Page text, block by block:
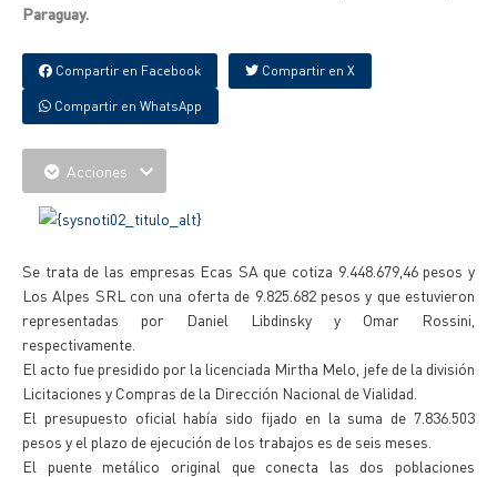
Paraguay.
Compartir en Facebook Compartir en X
Compartir en WhatsApp
Acciones
Se trata de las empresas Ecas SA que cotiza 9.448.679,46 pesos y
Los Alpes SRL con una oferta de 9.825.682 pesos y que estuvieron
representadas por Daniel Libdinsky y Omar Rossini,
respectivamente.
El acto fue presidido por la licenciada Mirtha Melo, jefe de la división
Licitaciones y Compras de la Dirección Nacional de Vialidad.
El presupuesto oficial había sido fijado en la suma de 7.836.503
pesos y el plazo de ejecución de los trabajos es de seis meses.
El puente metálico original que conecta las dos poblaciones